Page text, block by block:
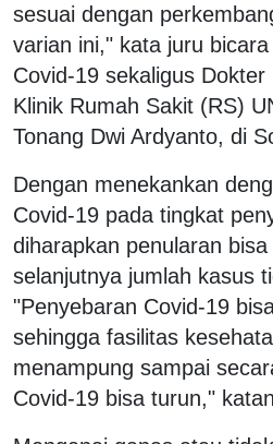
sesuai dengan
varian ini," kata juru
Covid-19 sekaligus Dokter
Klinik Rumah Sakit (RS)
Tonang Dwi Ardyanto, di
Dengan menekankan
Covid-19 pada tingkat
diharapkan penularan
selanjutnya jumlah kasus
"Penyebaran Covid-19
sehingga fasilitas
menampung sampai
Covid-19 bisa turun,"